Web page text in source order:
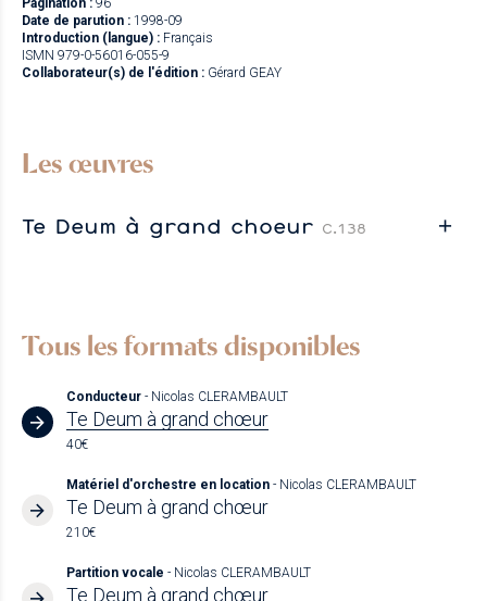
Pagination : 96
Date de parution : 1998-09
Introduction (langue) : Français
ISMN 979-0-56016-055-9
Collaborateur(s) de l'édition : Gérard GEAY
Les œuvres
Te Deum à grand choeur C.138
Tous les formats disponibles
Conducteur - Nicolas CLERAMBAULT
Te Deum à grand chœur
40€
Matériel d'orchestre en location - Nicolas CLERAMBAULT
Te Deum à grand chœur
210€
Partition vocale - Nicolas CLERAMBAULT
Te Deum à grand chœur